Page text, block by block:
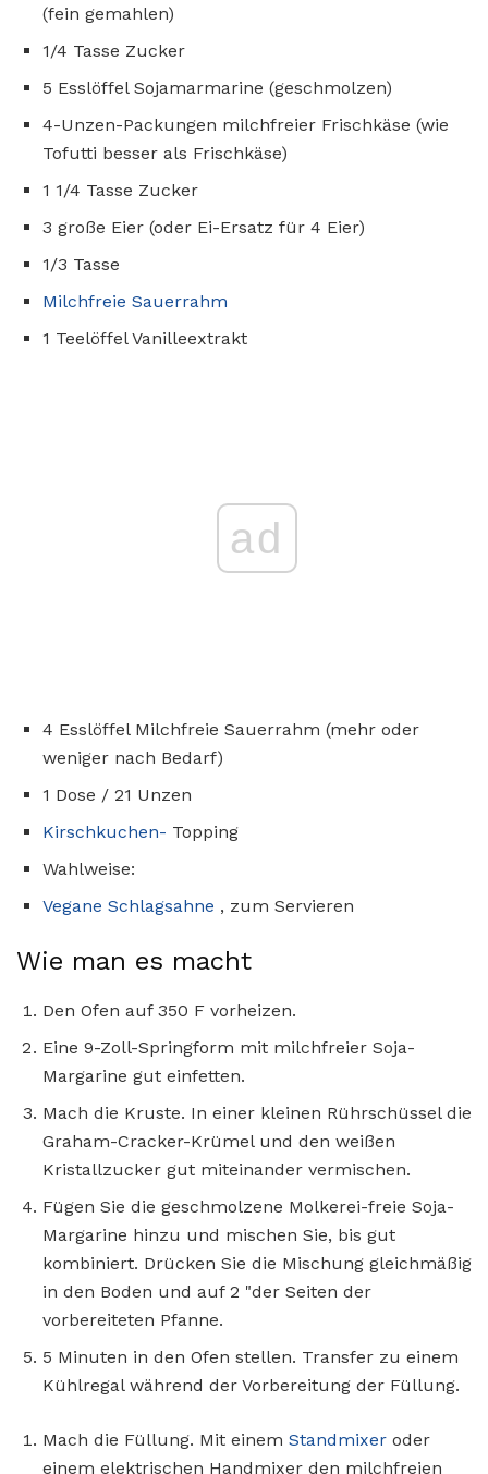
(fein gemahlen)
1/4 Tasse Zucker
5 Esslöffel Sojamarmarine (geschmolzen)
4-Unzen-Packungen milchfreier Frischkäse (wie
Tofutti besser als Frischkäse)
1 1/4 Tasse Zucker
3 große Eier (oder Ei-Ersatz für 4 Eier)
1/3 Tasse
Milchfreie Sauerrahm
1 Teelöffel Vanilleextrakt
ad
4 Esslöffel Milchfreie Sauerrahm (mehr oder
weniger nach Bedarf)
1 Dose / 21 Unzen
Kirschkuchen- Topping
Wahlweise:
Vegane Schlagsahne , zum Servieren
Wie man es macht
Den Ofen auf 350 F vorheizen.
Eine 9-Zoll-Springform mit milchfreier Soja-
Margarine gut einfetten.
Mach die Kruste. In einer kleinen Rührschüssel die
Graham-Cracker-Krümel und den weißen
Kristallzucker gut miteinander vermischen.
Fügen Sie die geschmolzene Molkerei-freie Soja-
Margarine hinzu und mischen Sie, bis gut
kombiniert. Drücken Sie die Mischung gleichmäßig
in den Boden und auf 2 "der Seiten der
vorbereiteten Pfanne.
5 Minuten in den Ofen stellen. Transfer zu einem
Kühlregal während der Vorbereitung der Füllung.
Mach die Füllung. Mit einem Standmixer oder
einem elektrischen Handmixer den milchfreien